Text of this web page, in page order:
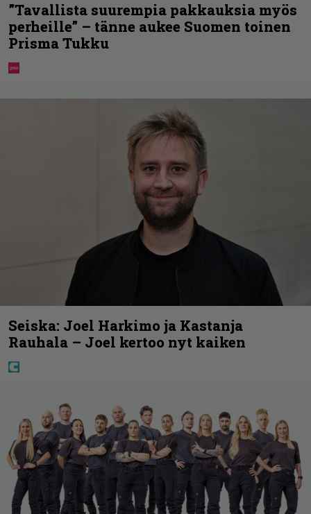
”Tavallista suurempia pakkauksia myös
perheille” – tänne aukee Suomen toinen
Prisma Tukku
Seiska: Joel Harkimo ja Kastanja
Rauhala – Joel kertoo nyt kaiken